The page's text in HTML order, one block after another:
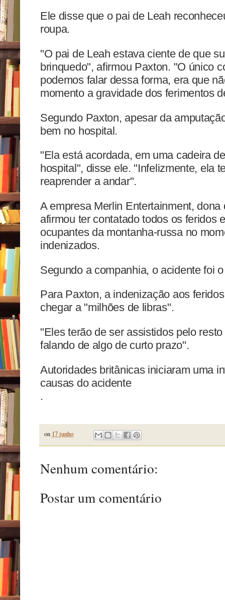
Ele disse que o pai de Leah
roupa.
"O pai de Leah estava ciente de que
brinquedo", afirmou Paxton. "O único
podemos falar dessa forma, era que
momento a gravidade dos ferimentos
Segundo Paxton, apesar da
bem no hospital.
"Ela está acordada, em uma cadeira
hospital", disse ele. "Infelizmente, ela
reaprender a andar".
A empresa Merlin Entertainment,
afirmou ter contatado todos os feridos
ocupantes da montanha-russa no
indenizados.
Segundo a companhia, o acidente foi
Para Paxton, a indenização aos
chegar a "milhões de libras".
"Eles terão de ser assistidos pelo
falando de algo de curto prazo".
Autoridades britânicas iniciaram uma
causas do acidente
.
on 17 junho
Nenhum comentário:
Postar um comentário